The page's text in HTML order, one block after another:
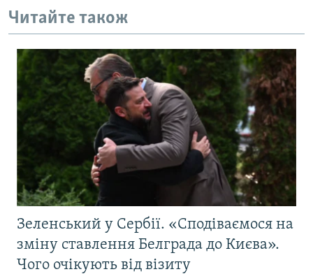
Читайте також
Зеленський у Сербії. «Сподіваємося на
зміну ставлення Белграда до Києва».
Чого очікують від візиту